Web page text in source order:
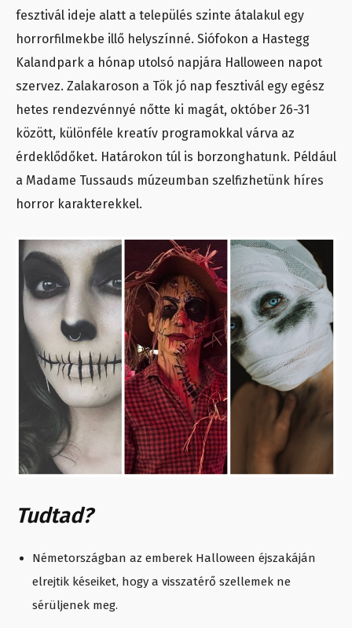
fesztivál ideje alatt a település szinte átalakul egy
horrorfilmekbe illő helyszínné. Siófokon a Hastegg
Kalandpark a hónap utolsó napjára Halloween napot
szervez. Zalakaroson a Tök jó nap fesztivál egy egész
hetes rendezvénnyé nőtte ki magát, október 26-31
között, különféle kreatív programokkal várva az
érdeklődőket. Határokon túl is borzonghatunk. Például
a Madame Tussauds múzeumban szelfizhetünk híres
horror karakterekkel.
Tudtad?
Németországban az emberek Halloween éjszakáján
elrejtik késeiket, hogy a visszatérő szellemek ne
sérüljenek meg.